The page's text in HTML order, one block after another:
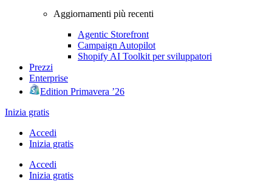
Aggiornamenti più recenti
Agentic Storefront
Campaign Autopilot
Shopify AI Toolkit per sviluppatori
Prezzi
Enterprise
Edition Primavera ’26
Inizia gratis
Accedi
Inizia gratis
Accedi
Inizia gratis